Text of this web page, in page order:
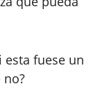
esta fuese un
no?